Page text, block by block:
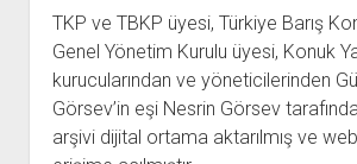
DAVA DOSYALARI ARŞİV
GÖRSEL-İŞİTSEL ARŞİV
ARŞİVLERDEN YARARLANMA
EMEK HAREKETİ
BARIŞ HAREKETİ
GENÇLİK HAREKETİ
KADIN HAREKETİ
ARŞİVLERDEN YARARLANMA
KİTAP ABONE FORMU
aç
İLETİŞİM BİLGİLERİ
BANKA HESAPLARIMIZ
ÇALIŞMA GÜNLERİMİZ
TKP ve TBKP üyesi, Türkiye Barış
Genel Yönetim Kurulu üyesi, Konuk
kurucularından ve yöneticilerinden
Görsev’in eşi Nesrin Görsev
arşivi dijital ortama aktarılmış ve